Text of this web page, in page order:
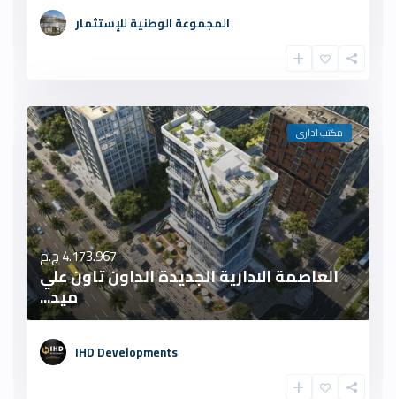
المجموعة الوطنية للإستثمار
مكتب ادارى
4.173.967 ج.م
العاصمة الادارية الجديدة الداون تاون علي
ميد...
IHD Developments